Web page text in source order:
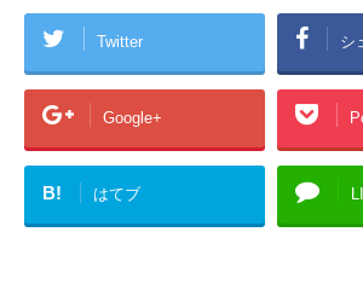
Twitter シ
Google+
B! はてブ